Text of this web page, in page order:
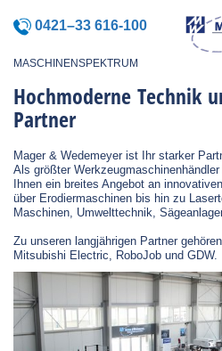
0421–33 616-100
MASCHINENSPEKTRUM
Hochmoderne Technik
Partner
Mager & Wedemeyer ist Ihr starker
Als größter
Ihnen ein breites Angebot an
über Erodiermaschinen bis hin zu
Maschinen, Umwelttechnik,
Zu unseren langjährigen Partner
Mitsubishi Electric, RoboJob und GDW.